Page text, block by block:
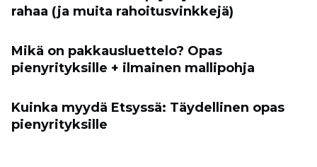
rahaa (ja muita rahoitusvinkkejä)
Mikä on pakkausluettelo? Opas
pienyrityksille + ilmainen mallipohja
Kuinka myydä Etsyssä: Täydellinen opas
pienyrityksille